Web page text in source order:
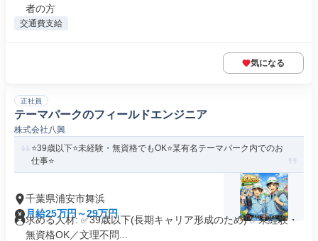
者の方
交通費支給
気になる
正社員
テーマパークのフィールドエンジニア
株式会社八興
⭐️39歳以下⭐️未経験・無資格でもOK⭐️某有名テーマパーク内でのお
仕事⭐️
千葉県浦安市舞浜
月給25万円～29万円
求める人材: ✅39歳以下(長期キャリア形成のため) ✅未経験・
無資格OK／文理不問...